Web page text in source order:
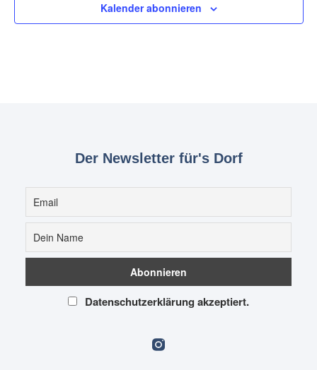
Kalender abonnieren
Der Newsletter für's Dorf
Datenschutzerklärung akzeptiert.